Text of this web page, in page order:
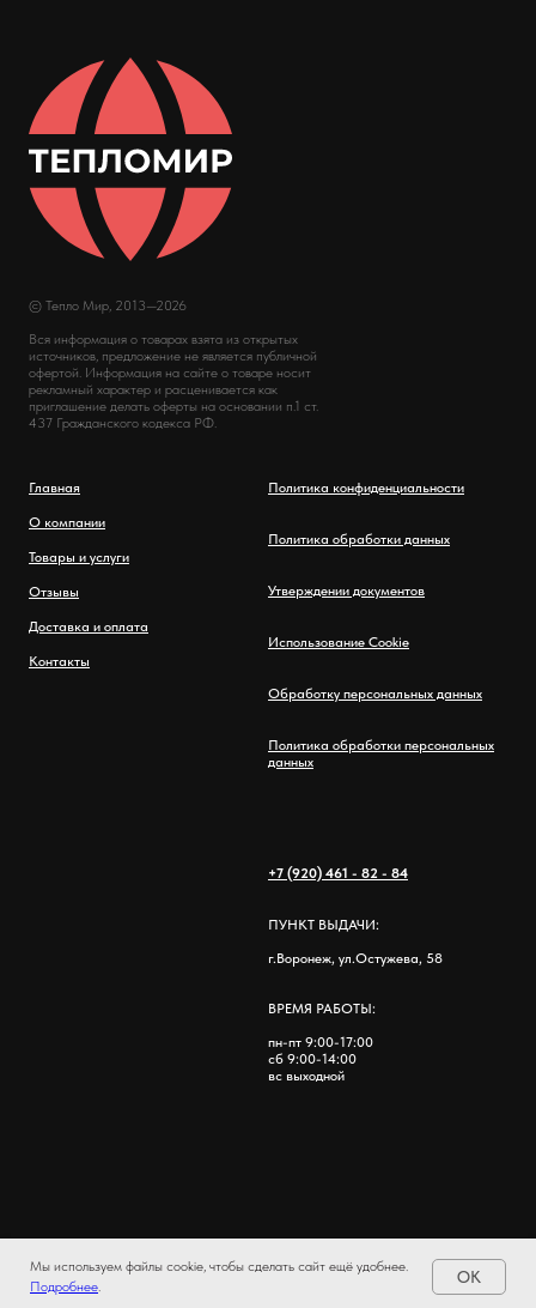
Мы используем файлы cookie, чтобы сделать сайт ещё удобнее.
Подробнее.
OK
© Тепло Мир, 2013—2026
Вся информация о товарах взята из открытых
источников, предложение не является публичной
офертой. Информация на сайте о товаре носит
рекламный характер и расценивается как
приглашение делать оферты на основании п.1 ст.
437 Гражданского кодекса РФ.
Главная
О компании
Товары и услуги
Отзывы
Доставка и оплата
Контакты
Политика конфиденциальности
Политика обработки данных
Утверждении документов
Использование Cookie
Обработку персональных данных
Политика обработки персональных
данных
+7 (920) 461 - 82 - 84
ПУНКТ ВЫДАЧИ:
г.Воронеж, ул.Остужева, 58
ВРЕМЯ РАБОТЫ:
пн-пт 9:00-17:00
сб 9:00-14:00
вс выходной